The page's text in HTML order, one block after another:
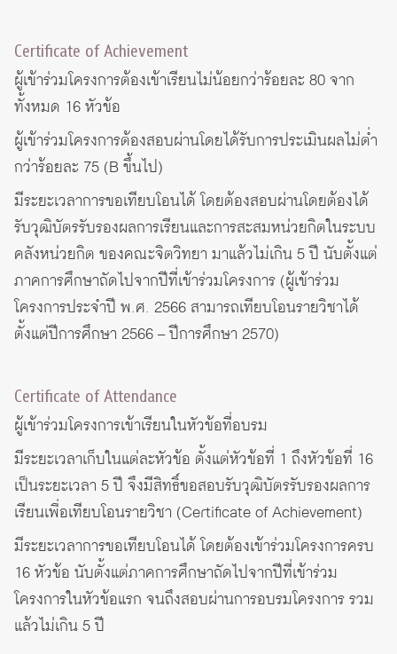
Certificate of Achievement
ผู้เข้าร่วมโครงการต้องเข้าเรียนไม่น้อยกว่าร้อยละ 80 จาก
ทั้งหมด 16 หัวข้อ
ผู้เข้าร่วมโครงการต้องสอบผ่านโดยได้รับการประเมินผลไม่ต่ำ
กว่าร้อยละ 75 (B ขึ้นไป)
มีระยะเวลาการขอเทียบโอนได้ โดยต้องสอบผ่านโดยต้องได้
รับวุฒิบัตรรับรองผลการเรียนและการสะสมหน่วยกิตในระบบ
คลังหน่วยกิต ของคณะจิตวิทยา มาแล้วไม่เกิน 5 ปี นับตั้งแต่
ภาคการศึกษาถัดไปจากปีที่เข้าร่วมโครงการ (ผู้เข้าร่วม
โครงการประจำปี พ.ศ. 2566 สามารถเทียบโอนรายวิชาได้
ตั้งแต่ปีการศึกษา 2566 – ปีการศึกษา 2570)
Certificate of Attendance
ผู้เข้าร่วมโครงการเข้าเรียนในหัวข้อที่อบรม
มีระยะเวลาเก็บในแต่ละหัวข้อ ตั้งแต่หัวข้อที่ 1 ถึงหัวข้อที่ 16
เป็นระยะเวลา 5 ปี จึงมีสิทธิ์ขอสอบรับวุฒิบัตรรับรองผลการ
เรียนเพื่อเทียบโอนรายวิชา (Certificate of Achievement)
มีระยะเวลาการขอเทียบโอนได้ โดยต้องเข้าร่วมโครงการครบ
16 หัวข้อ นับตั้งแต่ภาคการศึกษาถัดไปจากปีที่เข้าร่วม
โครงการในหัวข้อแรก จนถึงสอบผ่านการอบรมโครงการ รวม
แล้วไม่เกิน 5 ปี